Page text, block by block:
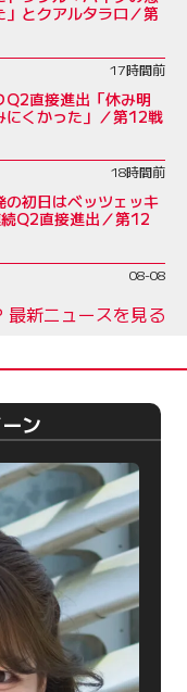
とクアルタラロ／第
17時間前
Q2直接進出「休み明
にくかった」／第12戦
18時間前
の初日はベッツェッキ
Q2直接進出／第12
08-08
新ニュースを見る
ン